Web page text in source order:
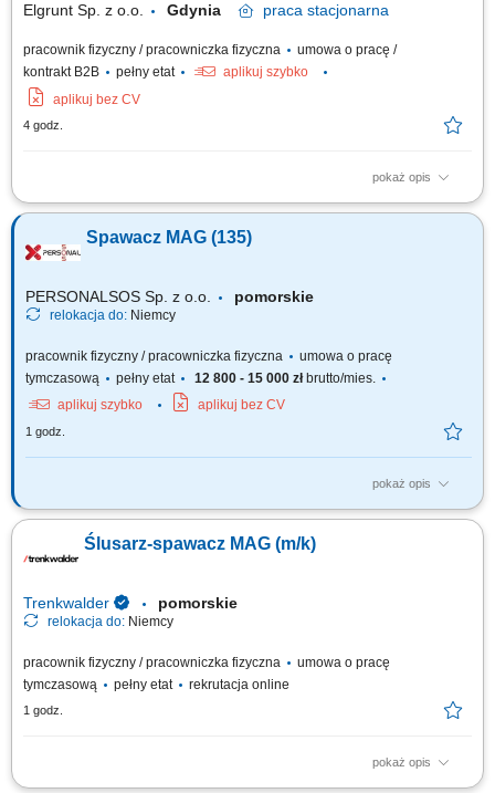
Elgrunt Sp. z o.o. Gdynia praca stacjonarna
pracownik fizyczny / pracowniczka fizyczna
umowa o pracę /
kontrakt B2B
pełny etat
aplikuj szybko
aplikuj bez CV
4 godz.
pokaż opis
Przygotowanie elementów konstrukcji (cięcie, wiercenie, fazowanie)
Szlifowanie oraz wykończenie spawanych konstrukcji stalowych. Kontrola
jakości spawanych elementów zgodnie z dokumentacją techniczną.
Spawacz MAG (135)
PERSONALSOS Sp. z o.o. pomorskie
relokacja do: Niemcy
pracownik fizyczny / pracowniczka fizyczna
umowa o pracę
tymczasową
pełny etat 12 800 - 15 000 złbrutto/mies.
aplikuj szybko
aplikuj bez CV
1 godz.
pokaż opis
Zadania: Spawanie metodą MAG 135 (drut lity w osłonie gazu
dokumentacją techniczną; Dbanie o jakość wykonywanych spoin;
Ślusarz-spawacz MAG (m/k)
Trenkwalder pomorskie
relokacja do: Niemcy
pracownik fizyczny / pracowniczka fizyczna
umowa o pracę
tymczasową
pełny etat rekrutacja online
1 godz.
pokaż opis
Twoje zadania spawanie metodą MAG oraz sczepianie dużych i małych